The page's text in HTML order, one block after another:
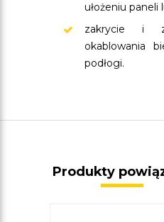
ułożeniu paneli
zakrycie i
okablowania
podłogi.
Produkty